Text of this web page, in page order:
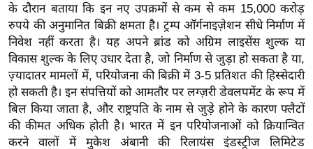
e
w
s
ला
इ
फ
स्टा
इ
के दौरान बताया कि इन नए उपक्रमों से कम से कम 15,000 करोड़
रुपये की अनुमानित बिक्री क्षमता है। ट्रम्प ऑर्गनाइज़ेशन सीधे निर्माण में
निवेश नहीं करता है। यह अपने ब्रांड को अग्रिम लाइसेंस शुल्क या
विकास शुल्क के लिए उधार देता है, जो निर्माण से जुड़ा हो सकता है या,
ज़्यादातर मामलों में, परियोजना की बिक्री में 3-5 प्रतिशत की हिस्सेदारी
हो सकती है। इन संपत्तियों को आमतौर पर लग्ज़री डेवलपमेंट के रूप में
बिल किया जाता है, और राष्ट्रपति के नाम से जुड़े होने के कारण फ्लैटों
की कीमत अधिक होती है। भारत में इन परियोजनाओं को क्रियान्वित
करने वालों में मुकेश अंबानी की रिलायंस इंडस्ट्रीज लिमिटेड